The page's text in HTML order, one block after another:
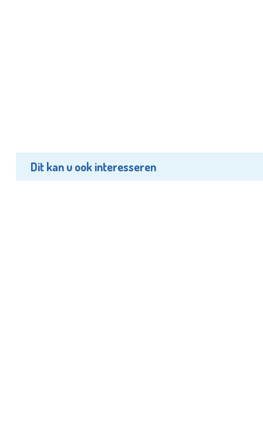
Dit kan u ook interesseren